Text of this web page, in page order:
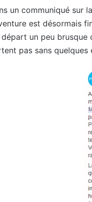
un communiqué sur
est désormais
départ un peu brusque
pas sans quelques